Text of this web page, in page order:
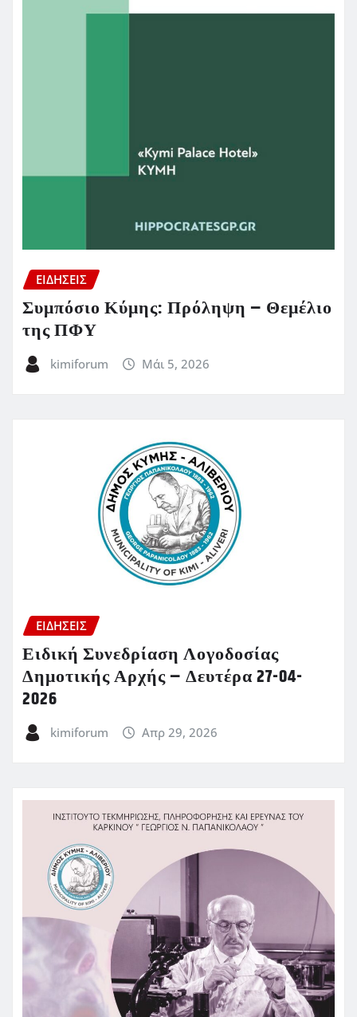
ΕΙΔΗΣΕΙΣ
Συμπόσιο Κύμης: Πρόληψη – Θεμέλιο
της ΠΦΥ
kimiforum Μάι 5, 2026
ΕΙΔΗΣΕΙΣ
Ειδική Συνεδρίαση Λογοδοσίας
Δημοτικής Αρχής – Δευτέρα 27-04-
2026
kimiforum Απρ 29, 2026